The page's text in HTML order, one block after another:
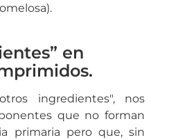
en
ingredientes", nos
que no forman
primaria pero que, sin